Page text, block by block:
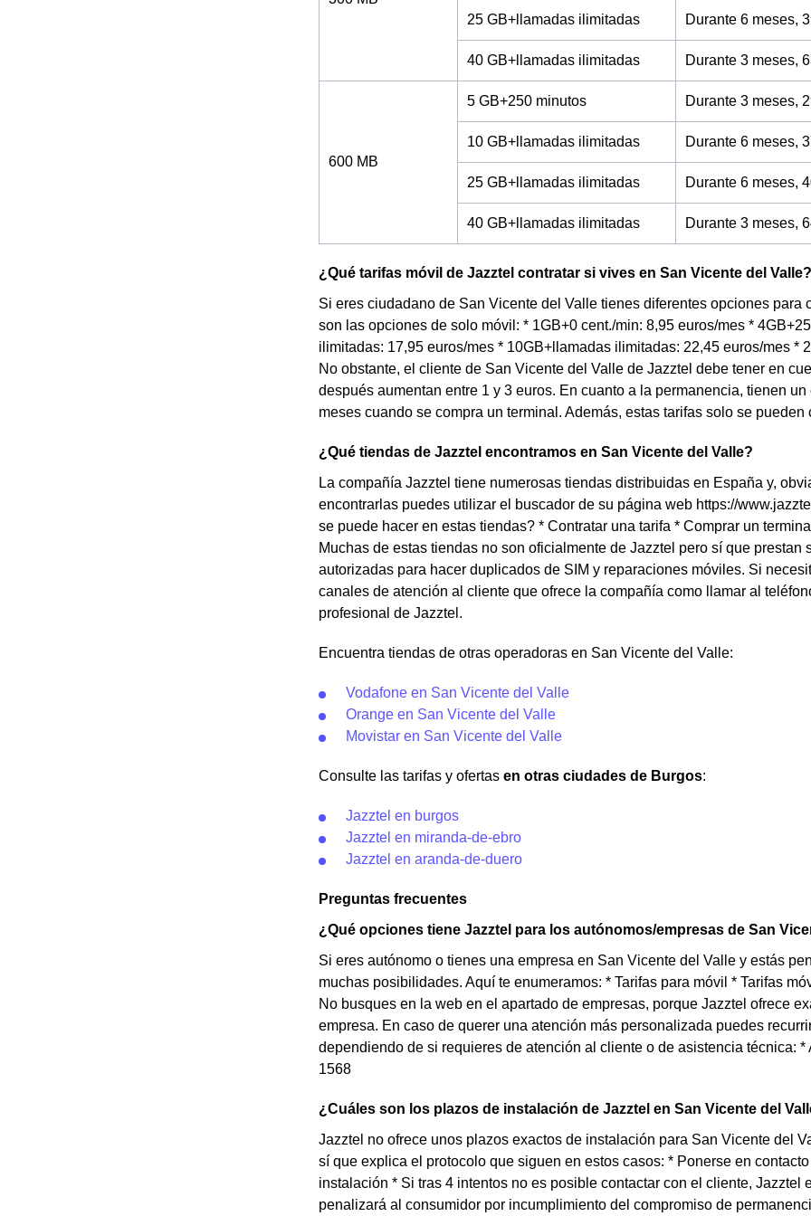
25 GB+llamadas ilimitadas
Durante 6 meses,
40 GB+llamadas ilimitadas Durante 3 meses,
600 MB
5 GB+250 minutos Durante 3 meses,
10 GB+llamadas ilimitadas Durante 6 meses,
25 GB+llamadas ilimitadas Durante 6 meses,
40 GB+llamadas ilimitadas Durante 3 meses,
¿Qué tarifas móvil de Jazztel contratar si vives en San Vicente del Valle?
Si eres ciudadano de San Vicente del Valle tienes diferentes opciones para
son las opciones de solo móvil: * 1GB+0 cent./min: 8,95 euros/mes *
ilimitadas: 17,95 euros/mes * 10GB+llamadas ilimitadas: 22,45 euros/mes *
No obstante, el cliente de San Vicente del Valle de Jazztel debe tener en
después aumentan entre 1 y 3 euros. En cuanto a la permanencia, tienen
meses cuando se compra un terminal. Además, estas tarifas solo se
¿Qué tiendas de Jazztel encontramos en San Vicente del Valle?
La compañía Jazztel tiene numerosas tiendas distribuidas en España y,
encontrarlas puedes utilizar el buscador de su página web https://
se puede hacer en estas tiendas? * Contratar una tarifa * Comprar un
Muchas de estas tiendas no son oficialmente de Jazztel pero sí que
autorizadas para hacer duplicados de SIM y reparaciones móviles. Si
canales de atención al cliente que ofrece la compañía como llamar al
profesional de Jazztel.
Encuentra tiendas de otras operadoras en San Vicente del Valle:
Vodafone en San Vicente del Valle
Orange en San Vicente del Valle
Movistar en San Vicente del Valle
Consulte las tarifas y ofertas en otras ciudades de Burgos:
Jazztel en burgos
Jazztel en miranda-de-ebro
Jazztel en aranda-de-duero
Preguntas frecuentes
¿Qué opciones tiene Jazztel para los autónomos/empresas de San
Si eres autónomo o tienes una empresa en San Vicente del Valle y estás
muchas posibilidades. Aquí te enumeramos: * Tarifas para móvil * Tarifas
No busques en la web en el apartado de empresas, porque Jazztel ofrece
empresa. En caso de querer una atención más personalizada puedes
dependiendo de si requieres de atención al cliente o de asistencia técnica:
1568
¿Cuáles son los plazos de instalación de Jazztel en San Vicente del
Jazztel no ofrece unos plazos exactos de instalación para San Vicente del
sí que explica el protocolo que siguen en estos casos: * Ponerse en
instalación * Si tras 4 intentos no es posible contactar con el cliente, Jazztel
penalizará al consumidor por incumplimiento del compromiso de